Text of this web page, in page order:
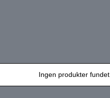
Ingen produkter fundet.